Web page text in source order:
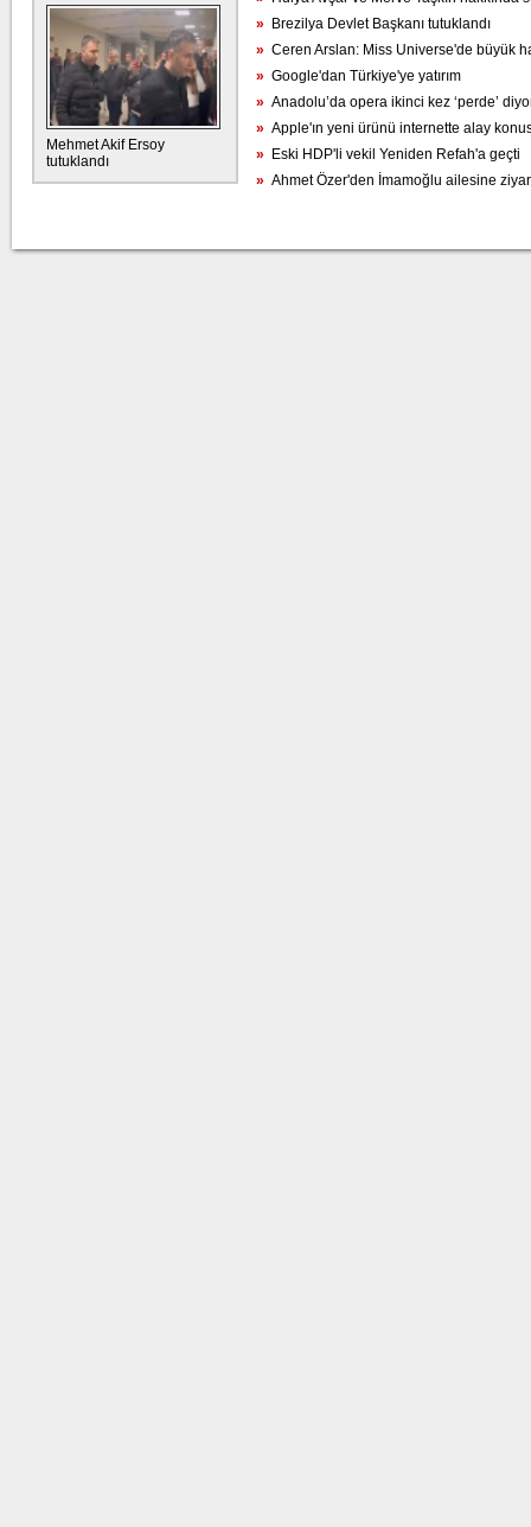
Mehmet Akif Ersoy
tutuklandı
» Brezilya Devlet Başkanı tutuklandı
» Ceren Arslan: Miss Universe'de büyük
» Google'dan Türkiye'ye yatırım
» Anadolu’da opera ikinci kez ‘perde’
» Apple'ın yeni ürünü internette alay
» Eski HDP'li vekil Yeniden Refah'a geçti
» Ahmet Özer'den İmamoğlu ailesine